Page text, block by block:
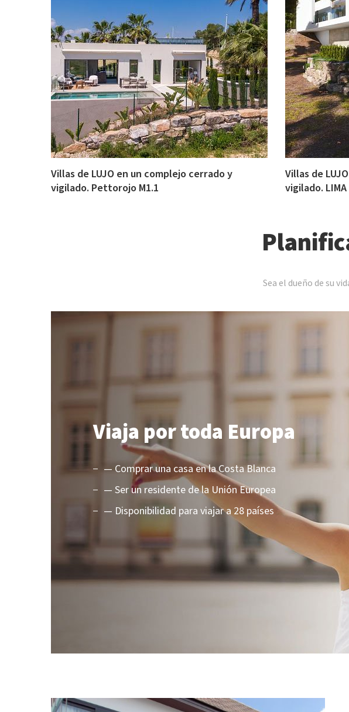
Villas de LUJO en un complejo cerrado y
vigilado. Pettorojo M1.1
Villas de
vigilado.
Sea el dueño de su
Viaja por toda Europa
— Comprar una casa en la Costa Blanca
— Ser un residente de la Unión Europea
— Disponibilidad para viajar a 28 países